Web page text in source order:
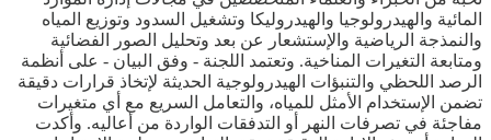
المائية والهيدرولوجيا والهيدروليكا وتشغيل السدود وتوزيع المياه
والنمذجة الرياضية والإستشعار عن بعد وتحليل الصور الفضائية
ومتابعة التغيرات المناخية. وتعتمد اللجنة - وفق البيان - على أنظمة
الرصد اللحظي والتنبؤات الهيدرولوجية الحديثة لإتخاذ قرارات دقيقة
تضمن الإستخدام الأمثل للمياه، والتعامل السريع مع أي متغيرات
مفاجئة في تصرفات النهر أو التدفقات الواردة من أعاليه. وأكدت